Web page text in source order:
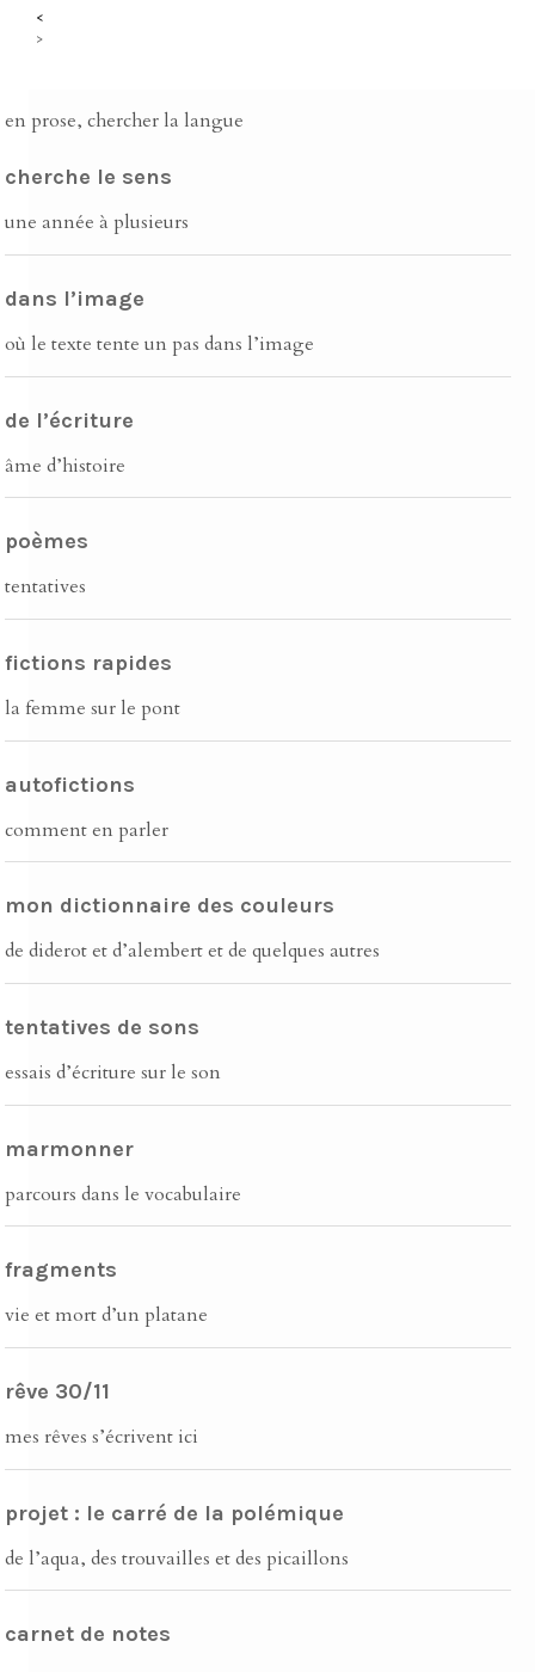
<
>
en prose, chercher la langue
cherche le sens
une année à plusieurs
dans l’image
où le texte tente un pas dans l’image
de l’écriture
âme d’histoire
poèmes
tentatives
fictions rapides
la femme sur le pont
autofictions
comment en parler
mon dictionnaire des couleurs
de diderot et d’alembert et de quelques autres
tentatives de sons
essais d’écriture sur le son
marmonner
parcours dans le vocabulaire
fragments
vie et mort d’un platane
rêve 30/11
mes rêves s’écrivent ici
projet : le carré de la polémique
de l’aqua, des trouvailles et des picaillons
carnet de notes